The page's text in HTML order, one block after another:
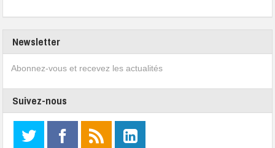
Newsletter
Abonnez-vous et recevez les actualités
Suivez-nous